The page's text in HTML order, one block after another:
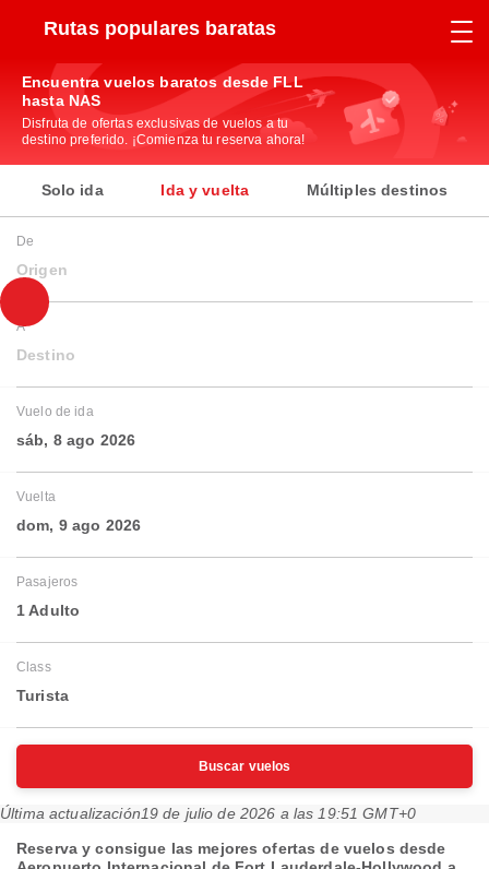
Rutas populares baratas
Encuentra vuelos baratos desde FLL
hasta NAS
Disfruta de ofertas exclusivas de vuelos a tu
destino preferido. ¡Comienza tu reserva ahora!
Solo ida Ida y vuelta Múltiples destinos
De
Origen
A
Destino
Vuelo de ida
sáb, 8 ago 2026
Vuelta
dom, 9 ago 2026
Pasajeros
1 Adulto
Class
Turista
Buscar vuelos
Última actualización19 de julio de 2026 a las 19:51 GMT+0
Reserva y consigue las mejores ofertas de vuelos desde